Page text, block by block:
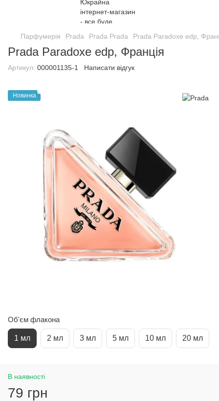
Парфумерія Prada Prada Prada Prada Paradoxe edp,
Prada Paradoxe edp, Франція
Артикул: 000001135-1 Написати відгук
Новинка
Об'єм флакона
1 мл 2 мл 3 мл 5 мл 10 мл 20 мл
В наявності
79 грн